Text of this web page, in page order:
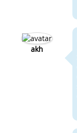
akh